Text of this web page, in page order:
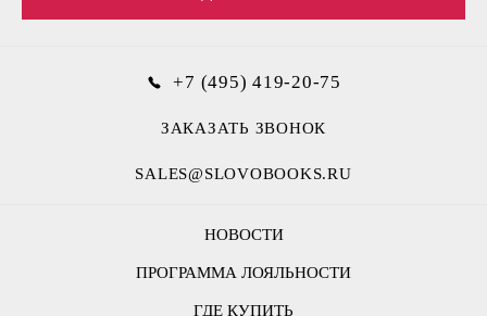
НОВОСТИ
ПРОГРАММА ЛОЯЛЬНОСТИ
ГДЕ КУПИТЬ
+7 (495) 419-20-75
ЗАКАЗАТЬ ЗВОНОК
SALES@SLOVOBOOKS.RU